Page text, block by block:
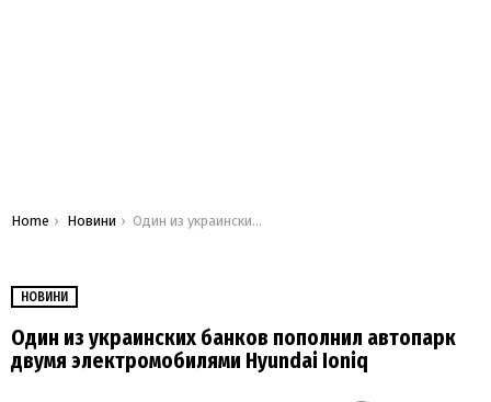
You are here:
Home Новини Один из украинских банков пополнил автопарк двумя электромобилями Hyundai Ioniq
НОВИНИ
Один из украинских банков пополнил автопарк
двумя электромобилями Hyundai Ioniq